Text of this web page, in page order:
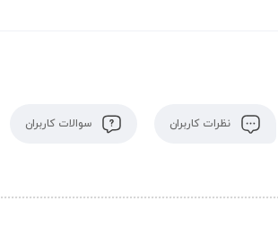
نظرات کاربران سوالات کاربران